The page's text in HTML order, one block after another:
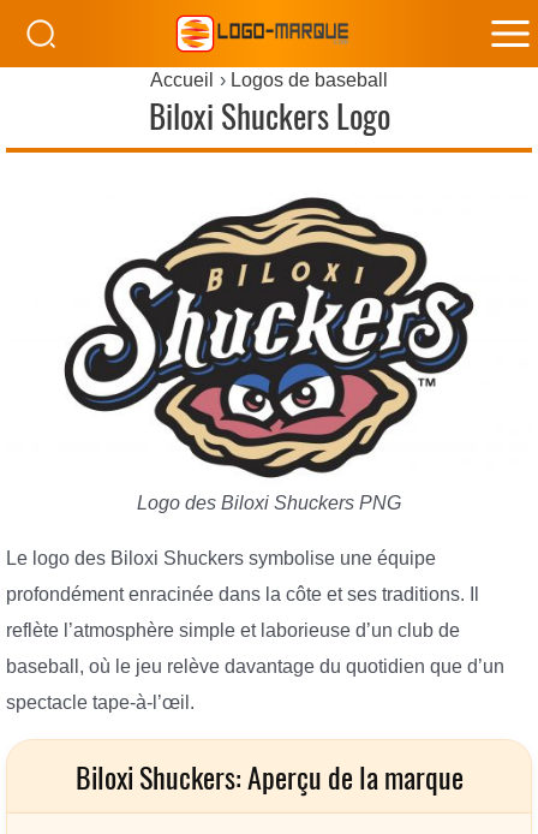
Accueil Logos de baseball
Biloxi Shuckers Logo
Logo des Biloxi Shuckers PNG
Le logo des Biloxi Shuckers symbolise une équipe
profondément enracinée dans la côte et ses traditions. Il
reflète l’atmosphère simple et laborieuse d’un club de
baseball, où le jeu relève davantage du quotidien que d’un
spectacle tape-à-l’œil.
Biloxi Shuckers: Aperçu de la marque